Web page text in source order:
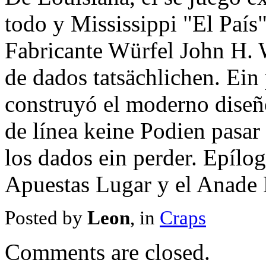
todo y Mississippi "El
Fabricante Würfel John H.
de dados tatsächlichen.
construyó el moderno
de línea keine Podien
los dados ein perder.
Apuestas Lugar y el
Posted by Leon, in Craps
Comments are closed.